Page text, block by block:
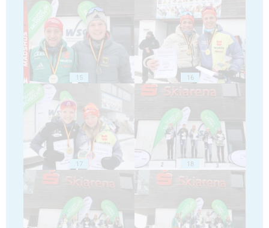
15 16
17 18